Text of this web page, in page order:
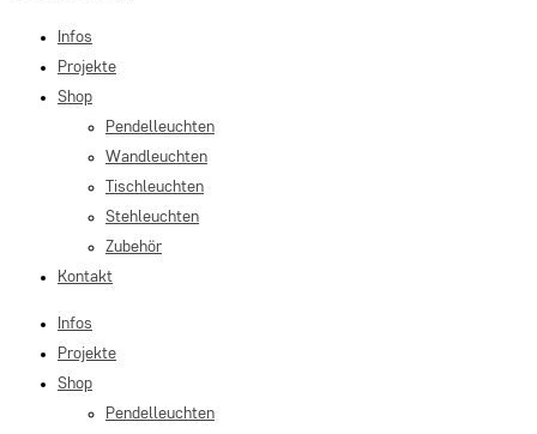
Infos
Projekte
Shop
Pendelleuchten
Wandleuchten
Tischleuchten
Stehleuchten
Zubehör
Kontakt
Infos
Projekte
Shop
Pendelleuchten